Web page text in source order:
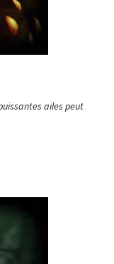
ailes peut